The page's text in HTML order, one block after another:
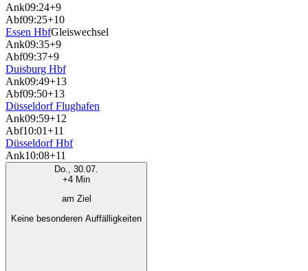
Ank09:24+9
Abf09:25+10
Essen HbfGleiswechsel
Ank09:35+9
Abf09:37+9
Duisburg Hbf
Ank09:49+13
Abf09:50+13
Düsseldorf Flughafen
Ank09:59+12
Abf10:01+11
Düsseldorf Hbf
Ank10:08+11
Do., 30.07.
+4 Min
am Ziel
Keine besonderen Auffälligkeiten